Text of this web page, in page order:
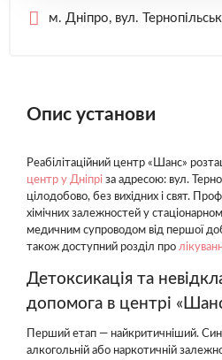
м. Дніпро, вул.
Опис установи
Реабілітаційний центр «Шанс»
центр у Дніпрі за адресою: вул.
цілодобово, без вихідних і свят.
хімічних залежностей у
медичним супроводом від першої
також доступний розділ про
Детоксикація та
допомога в центрі
Перший етап — найкритичніший.
алкогольній або наркотичній